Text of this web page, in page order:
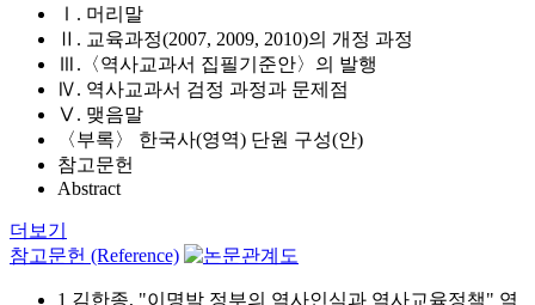
Ⅰ. 머리말
Ⅱ. 교육과정(2007, 2009, 2010)의 개정 과정
Ⅲ.〈역사교과서 집필기준안〉의 발행
Ⅳ. 역사교과서 검정 과정과 문제점
Ⅴ. 맺음말
〈부록〉 한국사(영역) 단원 구성(안)
참고문헌
Abstract
더보기
참고문헌 (Reference)
1 김한종, "이명박 정부의 역사인식과 역사교육정책" 역